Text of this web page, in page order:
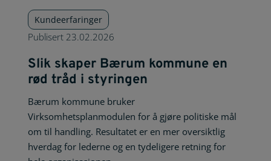
Kundeerfaringer
Publisert 23.02.2026
Slik skaper Bærum kommune en
rød tråd i styringen
Bærum kommune bruker
Virksomhetsplanmodulen for å gjøre politiske mål
om til handling. Resultatet er en mer oversiktlig
hverdag for lederne og en tydeligere retning for